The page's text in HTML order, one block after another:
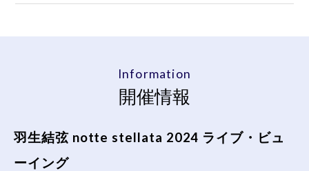
Information
開催情報
羽生結弦 notte stellata 2024 ライブ・ビュ
ーイング